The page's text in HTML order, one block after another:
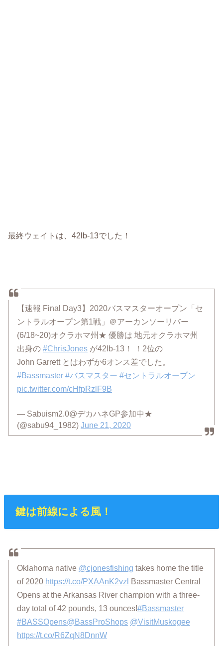
最終ウェイトは、42lb-13でした！
【速報 Final Day3】2020バスマスターオープン「セ
ントラルオープン第1戦」＠アーカンソーリバー
(6/18~20)オクラホマ州★ 優勝は 地元オクラホマ州
出身の#ChrisJones が42lb-13！ ！2位の
John Garrett とはわずか6オンス差でした。
#Bassmaster #バスマスター #セントラルオープン
pic.twitter.com/cHfpRzlF9B
— Sabuism2.0@デカハネGP参加中★
(@sabu94_1982)June 21, 2020
鍵は前線による風！
Oklahoma native @cjonesfishing takes home the title
of 2020 https://t.co/PXAAnK2vzl
Bassmaster Central
Opens at the Arkansas River champion with a three-
day total of 42 pounds, 13 ounces!#Bassmaster
#BASSOpens@BassProShops @VisitMuskogee
https://t.co/R6ZqN8DnnW